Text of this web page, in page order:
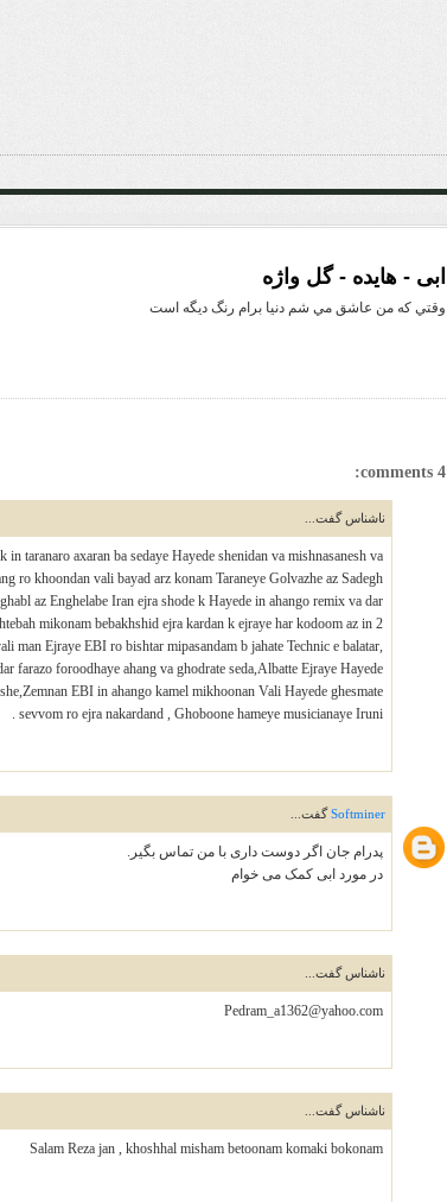
ابی - هایده - گل واژه
وقتي که من عاشق مي شم دنيا برام رنگ ديگه است
4 comments:
ناشناس گفت...
taranaro axaran ba sedaye Hayede shenidan va mishnasanesh va
ro khoondan vali bayad arz konam Taraneye Golvazhe az Sadegh
az Enghelabe Iran ejra shode k Hayede in ahango remix va dar
mikonam bebakhshid ejra kardan k ejraye har kodoom az in 2
man Ejraye EBI ro bishtar mipasandam b jahate Technic e balatar,
farazo foroodhaye ahang va ghodrate seda,Albatte Ejraye Hayede
EBI in ahango kamel mikhoonan Vali Hayede ghesmate
sevvom ro ejra nakardand , Ghoboone hameye musicianaye Iruni .
Softminerگفت...
پدرام جان اگر دوست داری با من تماس بگیر.
در مورد ابی کمک می خوام
ناشناس گفت...
Pedram_a1362@yahoo.com
ناشناس گفت...
Salam Reza jan , khoshhal misham betoonam komaki bokonam